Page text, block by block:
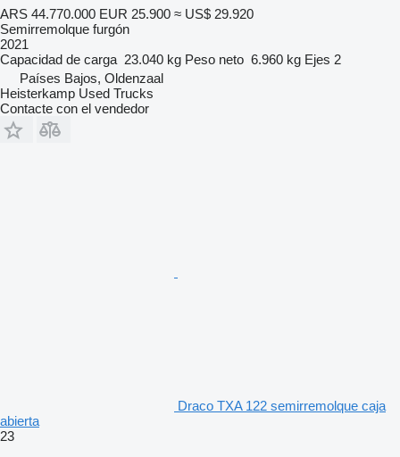
ARS 44.770.000 EUR 25.900 ≈ US$ 29.920
Semirremolque furgón
2021
Capacidad de carga 23.040 kg Peso neto 6.960 kg Ejes 2
Países Bajos, Oldenzaal
Heisterkamp Used Trucks
Contacte con el vendedor
Draco TXA 122 semirremolque caja
abierta
23